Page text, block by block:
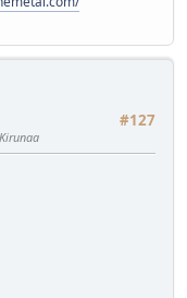
#127